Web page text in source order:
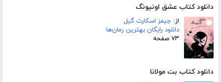
دانلود کتاب عشق اونیونگ
از: جیمز اسکارث گیل
دانلود رایگان بهترین رمان‌ها
۷۳ صفحه
دانلود کتاب بت مولانا